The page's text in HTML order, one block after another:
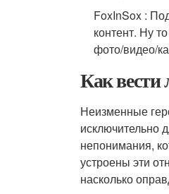
FoxInSox :
контент. Ну
фото/видео/
Как
Неизменные
исключительно
непонимания,
устроены эти
насколько